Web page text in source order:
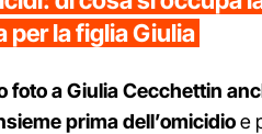
la figlia Giulia
foto a Giulia Cecchettin
prima dell’omicidioe